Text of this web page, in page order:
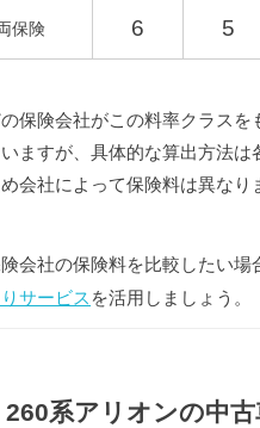
36,000円
は車両重量によって異なります
境負荷の観点から新車登録後
リオンの重量税は約40%増額さ
型式 標準税額
保険 6 5
保険会社がこの料率クラスを
ますが、具体的な算出方法は
会社によって保険料は異なり
会社の保険料を比較したい場
サービス を活用しましょう。
260系アリオンの中